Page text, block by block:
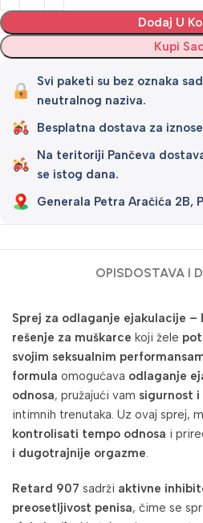
Dodaj U
Kupi Sad
Svi paketi su bez oznaka
neutralnog naziva.
Besplatna dostava za
Na teritoriji Pančeva
se istog dana.
Generala Petra Aračića 2B,
OPISDOSTAVA I
Sprej za odlaganje ejakulacije –
rešenje za muškarce koji žele
svojim seksualnim
formula omogućava odlaganje
odnosa, pružajući vam sigurnost i
intimnih trenutaka. Uz ovaj sprej,
kontrolisati tempo odnosa i
i dugotrajnije orgazme.
Retard 907 sadrži aktivne
preosetljivost penisa, čime se